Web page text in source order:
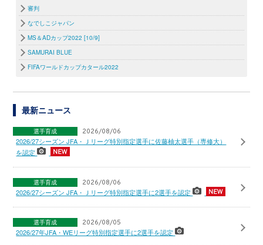
審判
なでしこジャパン
MS＆ADカップ2022 [10/9]
SAMURAI BLUE
FIFAワールドカップカタール2022
最新ニュース
選手育成 2026/08/06
2026/27シーズン JFA・Ｊリーグ特別指定選手に佐藤柚太選手（専修大）
を認定
選手育成 2026/08/06
2026/27シーズン JFA・Ｊリーグ特別指定選手に2選手を認定
選手育成 2026/08/05
2026/27年JFA・WEリーグ特別指定選手に2選手を認定